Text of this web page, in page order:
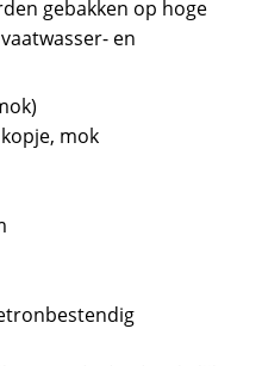
gebakken op hoge
en
mok